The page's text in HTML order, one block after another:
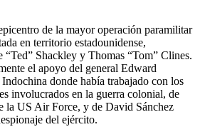
de la mayor operación paramilitar
en territorio estadounidense,
“Ted” Shackley y Thomas “Tom” Clines.
el apoyo del general Edward
donde había trabajado con los
involucrados en la guerra colonial, de
la US Air Force, y de David Sánchez
del ejército.